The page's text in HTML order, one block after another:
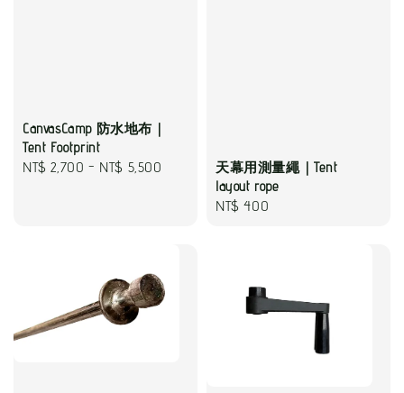
CanvasCamp 防水地布｜
Tent Footprint
Regular
NT$ 2,700 - NT$ 5,500
天幕用測量繩｜Tent
layout rope
Regular
NT$ 400